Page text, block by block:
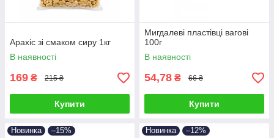
Арахіс зі смаком сиру 1кг
В наявності
169 ₴ 215 ₴
Купити
Мигдалеві пластівці вагові
100г
В наявності
54,78 ₴ 66 ₴
Купити
Новинка –15% Новинка –12%